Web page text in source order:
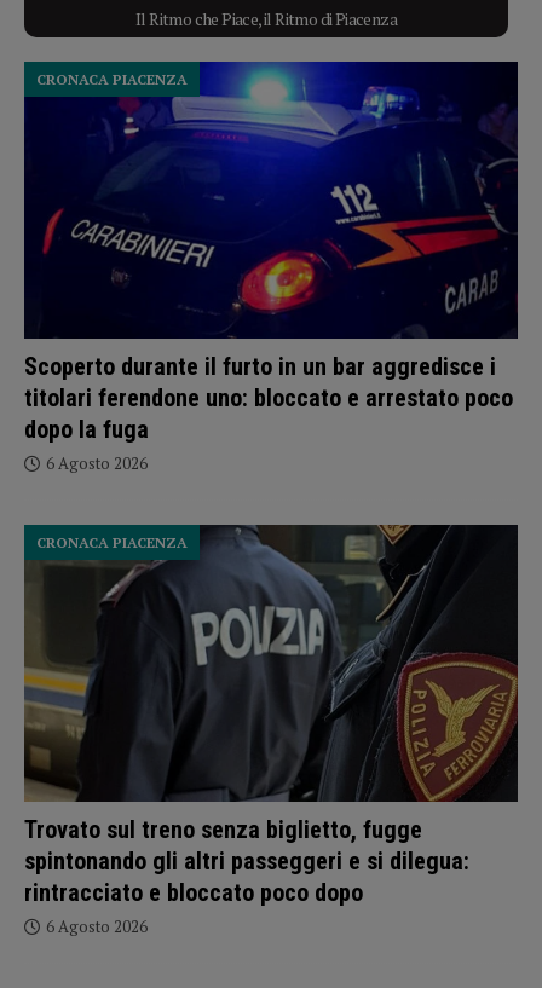
Il Ritmo che Piace, il Ritmo di Piacenza
Scoperto durante il furto in un bar aggredisce i
titolari ferendone uno: bloccato e arrestato poco
dopo la fuga
CRONACA PIACENZA
6 Agosto 2026
Trovato sul treno senza biglietto, fugge
spintonando gli altri passeggeri e si dilegua:
rintracciato e bloccato poco dopo
CRONACA PIACENZA
6 Agosto 2026